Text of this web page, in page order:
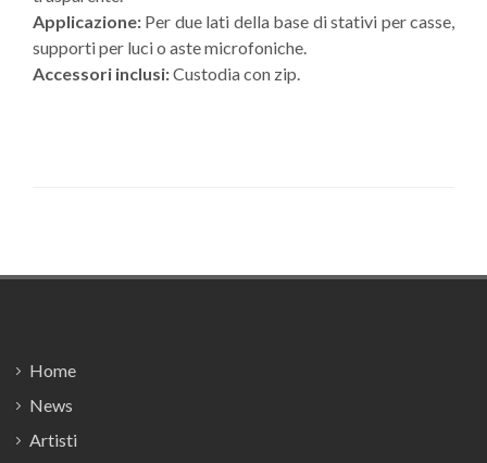
Applicazione: Per due lati della base di stativi per casse,
supporti per luci o aste microfoniche.
Accessori inclusi:Custodia con zip.
Home
News
Artisti